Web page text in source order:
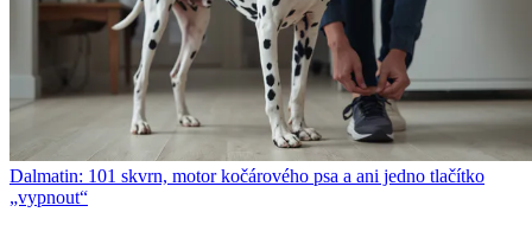
Dalmatin: 101 skvrn, motor kočárového psa a ani jedno tlačítko
„vypnout“